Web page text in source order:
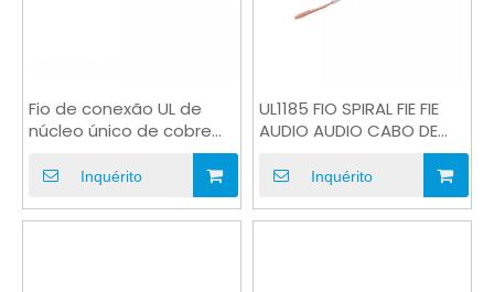
Fio de conexão UL de
núcleo único de cobre
UL1571
Inquérito
UL1185 FIO SPIRAL FIE FIE
AUDIO AUDIO CABO DE
Inquérito